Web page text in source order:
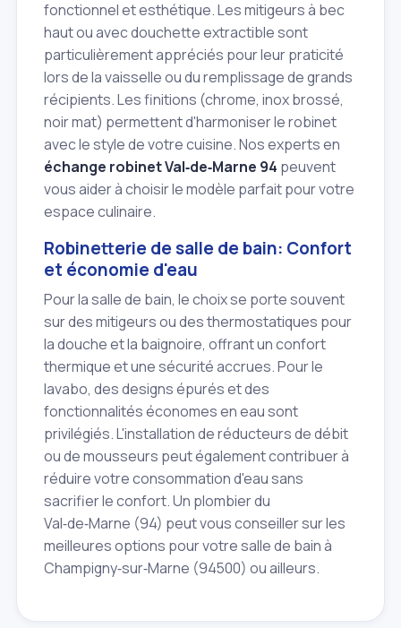
fonctionnel et esthétique. Les mitigeurs à bec
haut ou avec douchette extractible sont
particulièrement appréciés pour leur praticité
lors de la vaisselle ou du remplissage de grands
récipients. Les finitions (chrome, inox brossé,
noir mat) permettent d'harmoniser le robinet
avec le style de votre cuisine. Nos experts en
échange robinet Val‑de‑Marne 94 peuvent
vous aider à choisir le modèle parfait pour votre
espace culinaire.
Robinetterie de salle de bain: Confort
et économie d'eau
Pour la salle de bain, le choix se porte souvent
sur des mitigeurs ou des thermostatiques pour
la douche et la baignoire, offrant un confort
thermique et une sécurité accrues. Pour le
lavabo, des designs épurés et des
fonctionnalités économes en eau sont
privilégiés. L'installation de réducteurs de débit
ou de mousseurs peut également contribuer à
réduire votre consommation d'eau sans
sacrifier le confort. Un plombier du
Val‑de‑Marne (94) peut vous conseiller sur les
meilleures options pour votre salle de bain à
Champigny‑sur‑Marne (94500) ou ailleurs.